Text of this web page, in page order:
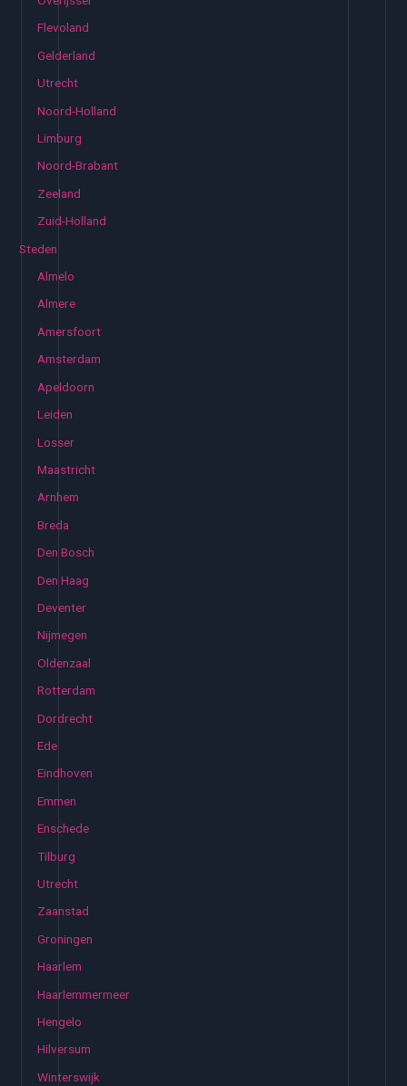
Flevoland
Gelderland
Utrecht
Noord-Holland
Limburg
Noord-Brabant
Zeeland
Zuid-Holland
Steden
Almelo
Almere
Amersfoort
Amsterdam
Apeldoorn
Leiden
Losser
Maastricht
Arnhem
Breda
Den Bosch
Den Haag
Deventer
Nijmegen
Oldenzaal
Rotterdam
Dordrecht
Ede
Eindhoven
Emmen
Enschede
Tilburg
Utrecht
Zaanstad
Groningen
Haarlem
Haarlemmermeer
Hengelo
Hilversum
Winterswijk